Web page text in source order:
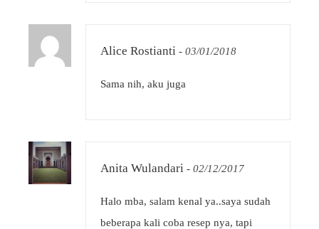
Alice Rostianti - 03/01/2018
Sama nih, aku juga
Anita Wulandari - 02/12/2017
Halo mba, salam kenal ya..saya sudah
beberapa kali coba resep nya, tapi